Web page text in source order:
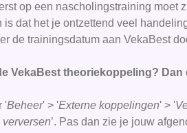
op een nascholingstraining moet
is dat het je ontzettend veel
de trainingsdatum aan VekaBest
VekaBest theoriekoppeling?
'Beheer' > 'Externe koppelingen' > '
’. Pas dan zie je jouw